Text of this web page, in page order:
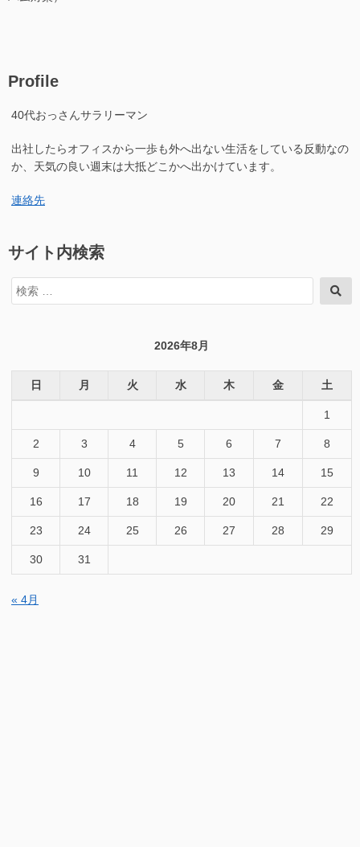
Profile
40代おっさんサラリーマン
出社したらオフィスから一歩も外へ出ない生活をしている反動なの
か、天気の良い週末は大抵どこかへ出かけています。
連絡先
サイト内検索
検
索
索
2026年8月
日 月 火 水 木 金 土
1
2 3 4 5 6 7 8
9 10 11 12 13 14 15
16 17 18 19 20 21 22
23 24 25 26 27 28 29
30 31
« 4月